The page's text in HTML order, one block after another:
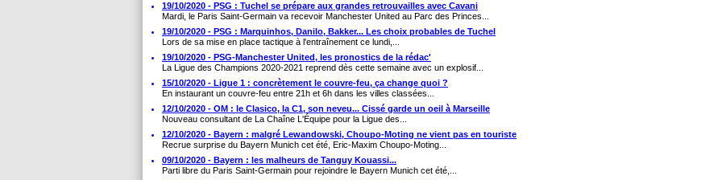
19/10/2020 - PSG : Tuchel se prépare aux grandes retrouvailles avec Cavani
Mardi, le Paris Saint-Germain va recevoir Manchester United au Parc des Princes...
19/10/2020 - PSG : Marquinhos, Danilo, Bakker... Les choix probables de Tuchel
Lors de sa mise en place tactique à l'entraînement ce lundi,...
19/10/2020 - PSG-Manchester United, les pronostics de la rédac'
La Ligue des Champions 2020-2021 reprend dès cette semaine avec un explosif...
15/10/2020 - Ligue 1 : concrètement le couvre-feu, ça change quoi ?
En instaurant un couvre-feu entre 21h et 6h dans les villes classées...
12/10/2020 - OM : le Clasico, la C1, son neveu... Cissé garde un oeil à Marseille
Nouveau consultant de La Chaîne L'Équipe pour la Ligue des...
12/10/2020 - Bayern : malgré Lewandowski, Choupo-Moting ne vient pas en touriste
Recrue surprise du Bayern Munich cet été, Eric-Maxim Choupo-Moting...
09/10/2020 - Bayern : les malheurs de Tanguy Kouassi...
Parti libre du Paris Saint-Germain pour rejoindre le Bayern Munich cet été,...